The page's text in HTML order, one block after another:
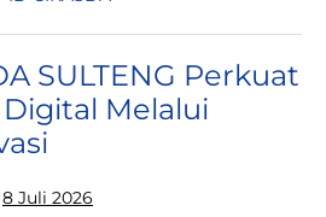
SULTENG Perkuat
Melalui
8 Juli 2026